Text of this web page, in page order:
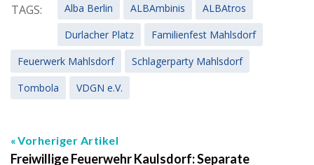
TAGS: Alba Berlin ALBAmbinis
ALBAtros
Durlacher Platz
Familienfest Mahlsdorf
Feuerwerk Mahlsdorf
Schlagerparty Mahlsdorf
Tombola
VDGN e.V.
Vorheriger Artikel
Freiwillige Feuerwehr Kaulsdorf: Separate